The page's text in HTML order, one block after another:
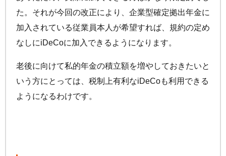
た。それが今回の改正により、企業型確定拠出年金に
加入されている従業員本人が希望すれば、規約の定め
なしにiDeCoに加入できるようになります。
老後に向けて私的年金の積立額を増やしておきたいと
いう方にとっては、税制上有利なiDeCoも利用できる
ようになるわけです。